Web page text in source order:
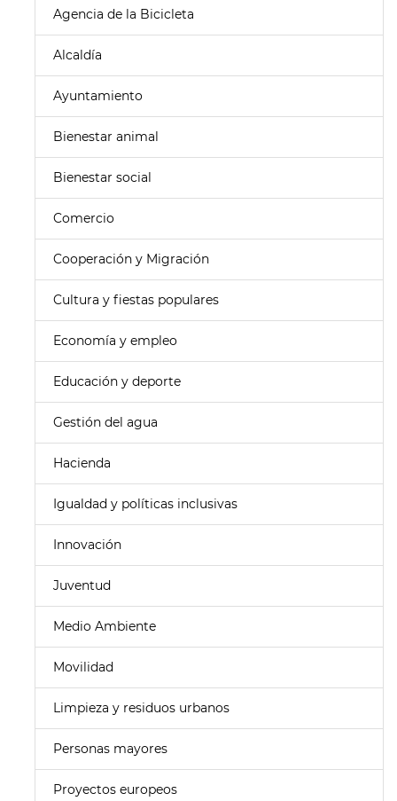
Agencia de la Bicicleta
Alcaldía
Ayuntamiento
Bienestar animal
Bienestar social
Comercio
Cooperación y Migración
Cultura y fiestas populares
Economía y empleo
Educación y deporte
Gestión del agua
Hacienda
Igualdad y políticas inclusivas
Innovación
Juventud
Medio Ambiente
Movilidad
Limpieza y residuos urbanos
Personas mayores
Proyectos europeos